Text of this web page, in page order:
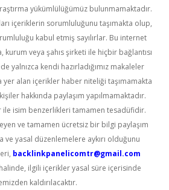
yükümlülüğümüz bulunmamaktadır.
içeriklerin sorumluluğunu taşımakta olup,
kabul etmiş sayılırlar. Bu internet
veya şahıs şirketi ile hiçbir bağlantısı
yalnızca kendi hazırladığımız makaleler
yer alan içerikler haber niteliği taşımamakta
hakkında paylaşım yapılmamaktadır.
ile isim benzerlikleri tamamen tesadüfidir.
ve tamamen ücretsiz bir bilgi paylaşım
yasal düzenlemelere aykırı olduğunu
backlinkpanelicomtr@gmail.com
ilgili içerikler yasal süre içerisinde
kaldırılacaktır.